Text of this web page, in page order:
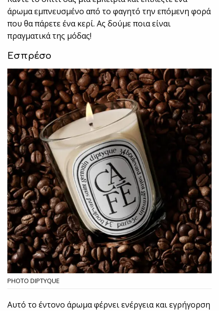
άρωμα εμπνευσμένο από το φαγητό την επόμενη φορά
που θα πάρετε ένα κερί. Ας δούμε ποια είναι
πραγματικά της μόδας!
Εσπρέσο
PHOTO DIPTYQUE
Αυτό το έντονο άρωμα φέρνει ενέργεια και εγρήγορση